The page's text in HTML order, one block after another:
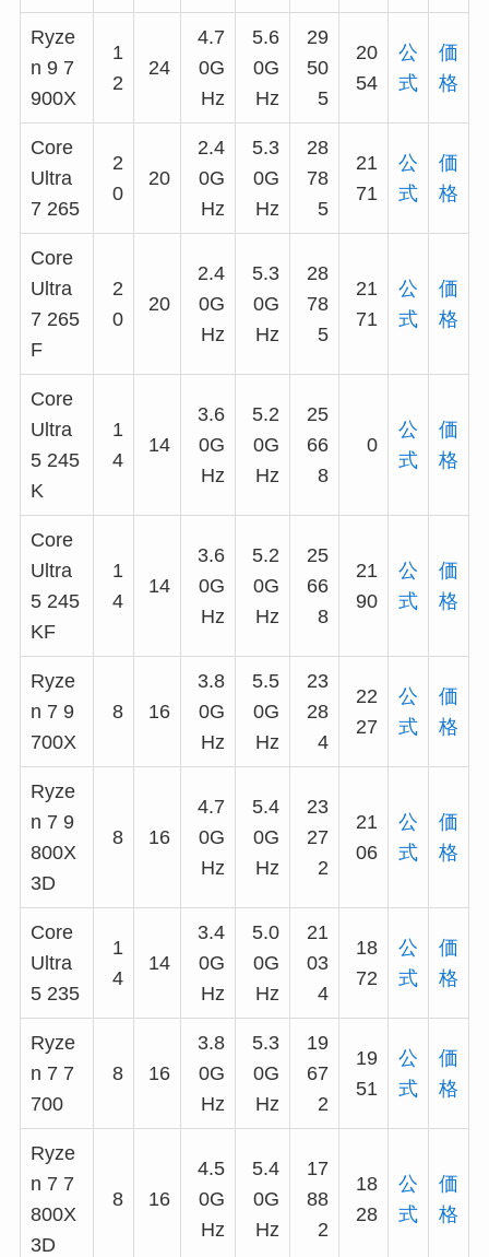
Ryze
n 9 7
900X
1
2
24
4.7
0G
Hz
5.6
0G
Hz
29
50
5
20
54
公
式
価
格
Core
Ultra
7 265
2
0
20
2.4
0G
Hz
5.3
0G
Hz
28
78
5
21
71
公
式
価
格
Core
Ultra
7 265
F
2
0
20
2.4
0G
Hz
5.3
0G
Hz
28
78
5
21
71
公
式
価
格
Core
Ultra
5 245
K
1
4
14
3.6
0G
Hz
5.2
0G
Hz
25
66
8
0
公
式
価
格
Core
Ultra
5 245
KF
1
4
14
3.6
0G
Hz
5.2
0G
Hz
25
66
8
21
90
公
式
価
格
Ryze
n 7 9
700X
8 16
3.8
0G
Hz
5.5
0G
Hz
23
28
4
22
27
公
式
価
格
Ryze
n 7 9
800X
3D
8 16
4.7
0G
Hz
5.4
0G
Hz
23
27
2
21
06
公
式
価
格
Core
Ultra
5 235
1
4
14
3.4
0G
Hz
5.0
0G
Hz
21
03
4
18
72
公
式
価
格
Ryze
n 7 7
700
8 16
3.8
0G
Hz
5.3
0G
Hz
19
67
2
19
51
公
式
価
格
Ryze
n 7 7
800X
3D
8 16
4.5
0G
Hz
5.4
0G
Hz
17
88
2
18
28
公
式
価
格